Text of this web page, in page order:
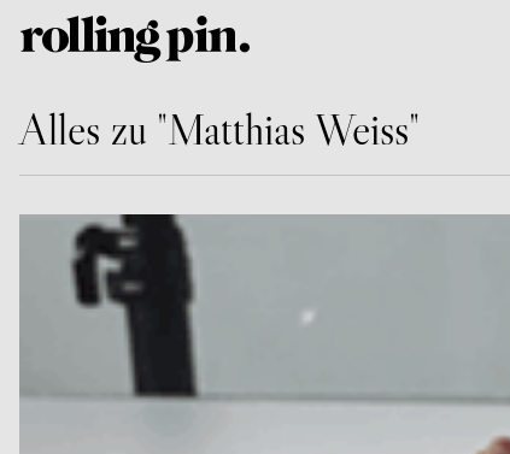
Alles zu "Matthias Weiss"